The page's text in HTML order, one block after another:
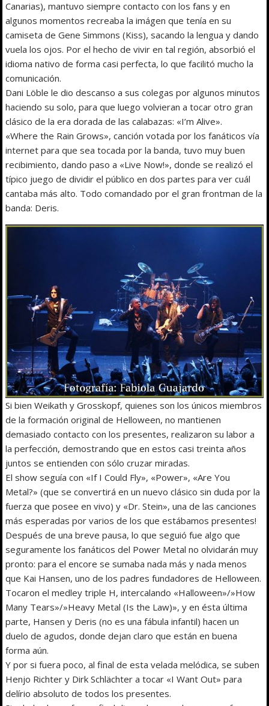
Canarias), mantuvo siempre contacto con los fans y en
algunos momentos recreaba la imágen que tenía en su
camiseta de Gene Simmons (Kiss), sacando la lengua y dando
vuela los ojos. Por el hecho de vivir en tal región, absorbió el
idioma nativo de forma casi perfecta, lo que facilitó mucho la
comunicación.
Dani Löble le dio descanso a sus colegas por algunos minutos
haciendo su solo, para que luego volvieran a tocar otro gran
clásico de la era dorada de las calabazas: «I’m Alive».
«Where the Rain Grows», canción votada por los fanáticos vía
internet para que sea tocada por la banda, tuvo muy buen
recibimiento, dando paso a «Live Now!», donde se realizó el
típico juego de dividir el público en dos partes para ver cuál
cantaba más alto. Todo comandado por el gran frontman de la
banda: Deris.
Si bien Weikath y Grosskopf, quienes son los únicos miembros
de la formación original de Helloween, no mantienen
demasiado contacto con los presentes, realizaron su labor a
la perfección, demostrando que en estos casi treinta años
juntos se entienden con sólo cruzar miradas.
El show seguía con «If I Could Fly», «Power», «Are You
Metal?» (que se convertirá en un nuevo clásico sin duda por la
fuerza que posee en vivo) y «Dr. Stein», una de las canciones
más esperadas por varios de los que estábamos presentes!
Después de una breve pausa, lo que seguió fue algo que
seguramente los fanáticos del Power Metal no olvidarán muy
pronto: para el encore se sumaba nada más y nada menos
que Kai Hansen, uno de los padres fundadores de Helloween.
Tocaron el medley triple H, intercalando «Halloween»/»How
Many Tears»/»Heavy Metal (Is the Law)», y en ésta última
parte, Hansen y Deris (no es una fábula infantil) hacen un
duelo de agudos, donde dejan claro que están en buena
forma aún.
Y por si fuera poco, al final de esta velada melódica, se suben
Henjo Richter y Dirk Schlächter a tocar «I Want Out» para
delírio absoluto de todos los presentes.